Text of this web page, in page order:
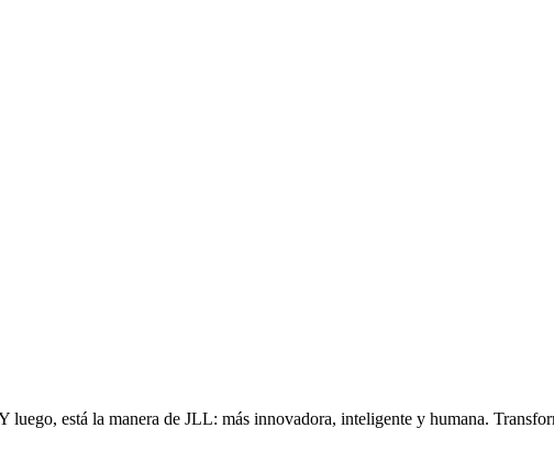
luego, está la manera de JLL: más innovadora, inteligente y humana.